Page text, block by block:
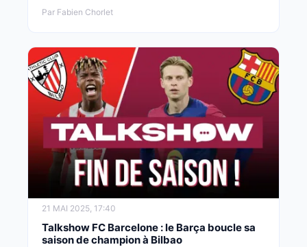
Par Fabien Chorlet
21 MAI 2025, 17:40
Talkshow FC Barcelone : le Barça boucle sa
saison de champion à Bilbao